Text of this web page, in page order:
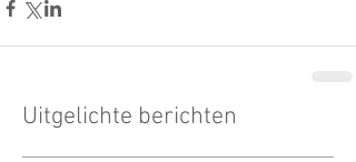
Uitgelichte berichten